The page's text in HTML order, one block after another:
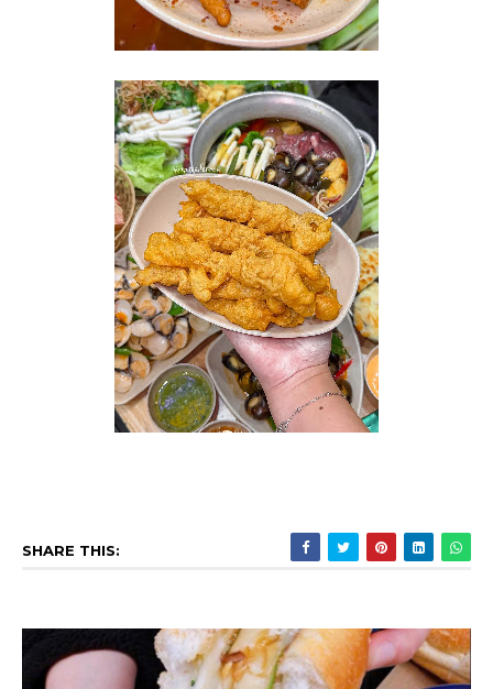
SHARE THIS: